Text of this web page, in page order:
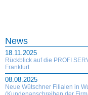
News
18.11.2025
Rückblick auf die PROFI
Frankfurt
08.08.2025
Neue Wütschner Filialen in